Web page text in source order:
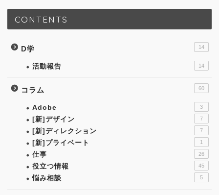
CONTENTS
D学 14
活動報告 14
コラム 60
Adobe 3
[新]デザイン 7
[新]ディレクション 7
[新]プライベート 1
仕事 26
役立つ情報 45
悩み相談 5